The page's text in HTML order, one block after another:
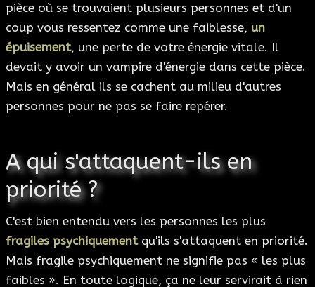
pièce où se trouvaient plusieurs personnes et d'un
coup vous ressentez comme une faiblesse, un
épuisement, une perte de votre énergie vitale. Il
devait y avoir un vampire d'énergie dans cette pièce.
Mais en général ils se cachent au milieu d'autres
personnes pour ne pas se faire repérer.
A qui s'attaquent-ils en
priorité ?
C'est bien entendu vers les personnes les plus
fragiles psychiquementqu'ils s'attaquent en priorité.
Mais fragile psychiquement ne signifie pas « les plus
faibles ». En toute logique, ça ne leur servirait à rien